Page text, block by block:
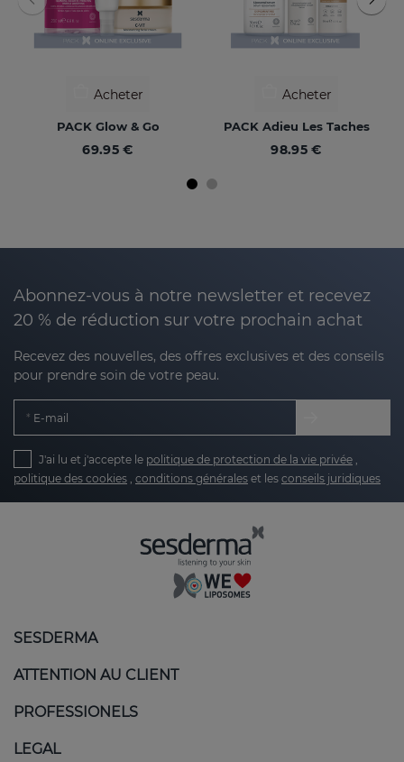
Acheter
PACK Glow & Go
69.95 €
Acheter
PACK Adieu Les Taches
98.95 €
Abonnez-vous à notre newsletter et recevez
20 % de réduction sur votre prochain achat
Recevez des nouvelles, des offres exclusives et des conseils
pour prendre soin de votre peau.
E-mail
J'ai lu et j'accepte le politique de protection de la vie privée
politique des cookies conditions générales et les conseils juridiques
SESDERMA
ATTENTION AU CLIENT
PROFESSIONELS
LEGAL